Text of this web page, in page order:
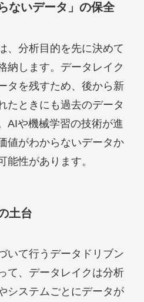
ないデータ」の保全
、分析目的を先に決めて
納します。データレイク
タを残すため、後から新
たときにも過去のデータ
AIや機械学習の技術が進
値がわからないデータか
能性があります。
土台
いて行うデータドリブン
て、データレイクは分析
システムごとにデータが